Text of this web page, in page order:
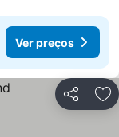
Ver preços
Partilhar